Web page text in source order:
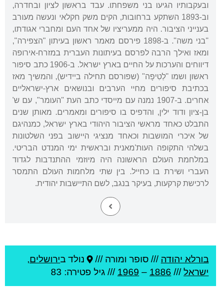
ובעקבותיו הגיעו בני משפחתו. עבד בראשון לציון ובחדרה,
וב-1893 השתקע ברחובות, הקים משק חקלאי ונעשה מעורב
בענייני הציבור. היה ממעריציו של אחד העם ומחברי אגודתו,
"בני משה". ב-1898 פירסם מאמר ראשון בעיתון "הצפירה",
ומאז ואילך הרבה לפרסם בעיתונות העברית במזרח-אירופה
דיווחים והערכות על החיים בארץ ישראל. ב-1906 כתב סיפור
ראשון ושמו "לַטִיפָה" (שפורסם תחילה ביידיש), והמשיך מאז
בכתיבת סיפורים מחיי הערבים ובנושאים ארץ-ישראליים
אחרים. ב-1907 נמנה עם מייסדי כתב העת "העומר", עם ש'
בן-ציון ודוד ילין, והדפיס בו סיפורים ומאמרים. מאותן שנים
התבלט כאחד מראשי הציבור היהודי בארץ ישראל, כמנהיגם
של איכרי המושבות וכאחד מנציגי היישוב בפני השלטונות
בשלהי התקופה העות'מאנית ובראשית ימי המנדט הבריטי.
במלחמת העולם הראשונה היה מיוזמי ההתנדבות לגדוד
העברי ושירת בו כחייל. בין שתי מלחמות העולם התמסר
לרכישת קרקעות, בעיקר בנגב, לשם התיישבות יהודית.
בורלא יהודה /// סופר ומורה /// נולד בירושלים,
ישראל///
1886
–
1969 /// גיל פטירה: 83